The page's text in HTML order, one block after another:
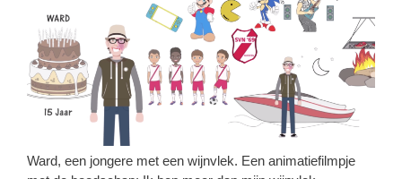
Ward, een jongere met een wijnvlek. Een animatiefilmpje